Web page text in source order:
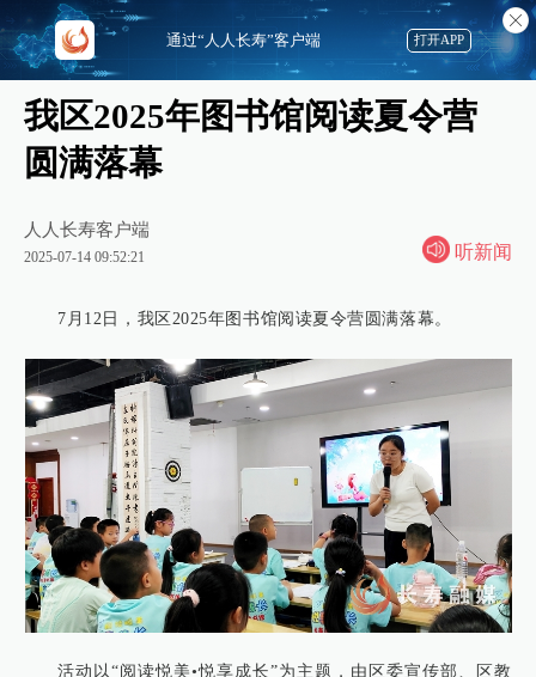
我区2025年图书馆阅读夏令营
圆满落幕
人人长寿客户端
2025-07-14 09:52:21 听新闻
7月12日，我区2025年图书馆阅读夏令营圆满落幕。
活动以“阅读悦美•悦享成长”为主题，由区委宣传部、区教
通过“人人长寿”客户端 打开APP